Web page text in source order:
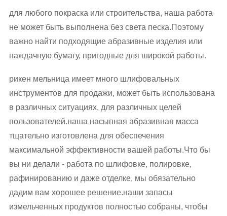
для любого покраска или строительства, наша работа
не может быть выполнена без света песка.Поэтому
важно найти подходящие абразивные изделия или
наждачную бумагу, пригодные для широкой работы.
рикен мельница имеет много шлифовальных
инструментов для продажи, может быть использована
в различных ситуациях, для различных целей
пользователей.наша насыпная абразивная масса
тщательно изготовлена для обеспечения
максимальной эффективности вашей работы.Что бы
вы ни делали - работа по шлифовке, полировке,
рафинированию и даже отделке, мы обязательно
дадим вам хорошее решение.наши запасы
измельченных продуктов полностью собраны, чтобы